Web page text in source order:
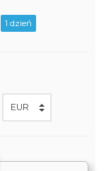
1 dzień